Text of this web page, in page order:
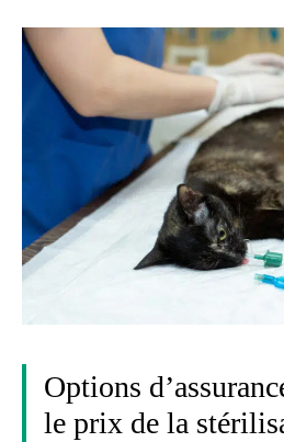
Options
le prix de la